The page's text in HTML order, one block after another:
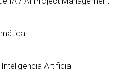
Artificial